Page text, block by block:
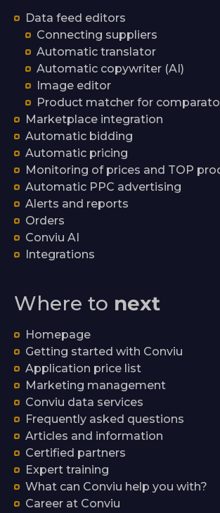
Data feed editors
Connecting suppliers
Automatic translator
Automatic copywriter (AI)
Image editor
Product matcher for
Marketplace integration
Automatic bidding
Automatic pricing
Monitoring of prices and TOP
Automatic PPC advertising
Alerts and reports
Orders
Conviu AI
Integrations
Where to next
Homepage
Getting started with Conviu
Application price list
Marketing management
Conviu data services
Frequently asked questions
Articles and information
Certified partners
Expert training
What can Conviu help you with?
Career at Conviu